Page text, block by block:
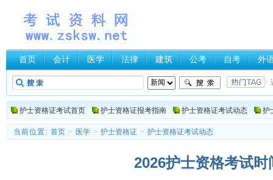
首页 会计 医学 法律 建筑 公考 自考 外
护士资格证考试首页 护士资格证报考指南 护士资格证考试动态 护
当前位置: 首页 > 医学 > 护士资格证 > 护士资格证考试动态
2026护士资格考试时